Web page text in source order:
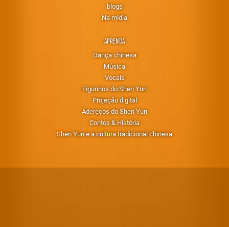
blogs
Na mídia
APRENDA
Dança chinesa
Música
Vocais
Figurinos do Shen Yun
Projeção digital
Adereços do Shen Yun
Contos & História
Shen Yun e a cultura tradicional chinesa